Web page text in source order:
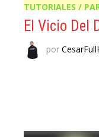
TUTORIALES /
El Vicio Del
por